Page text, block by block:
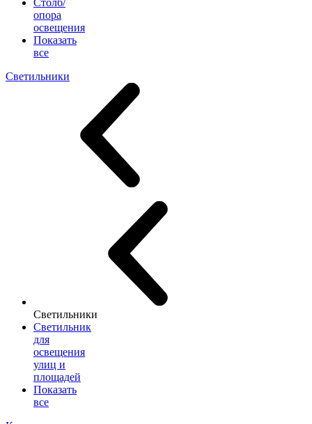
Столб/
опора
освещения
Показать
все
Светильники
Светильники
Светильник
для
освещения
улиц и
площадей
Показать
все